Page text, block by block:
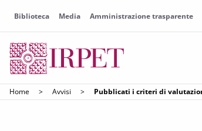
Biblioteca Media Amministrazione trasparente
Home > Avvisi > Pubblicati i criteri di